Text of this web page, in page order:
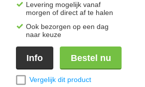
Levering mogelijk vanaf
morgen of direct af te halen
Ook bezorgen op een dag
naar keuze
Info Bestel nu
Vergelijk dit product